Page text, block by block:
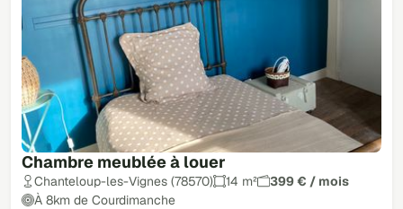
Chambre meublée à louer
Chanteloup-les-Vignes (78570) 14 m²
399 € / mois
À 8km de Courdimanche